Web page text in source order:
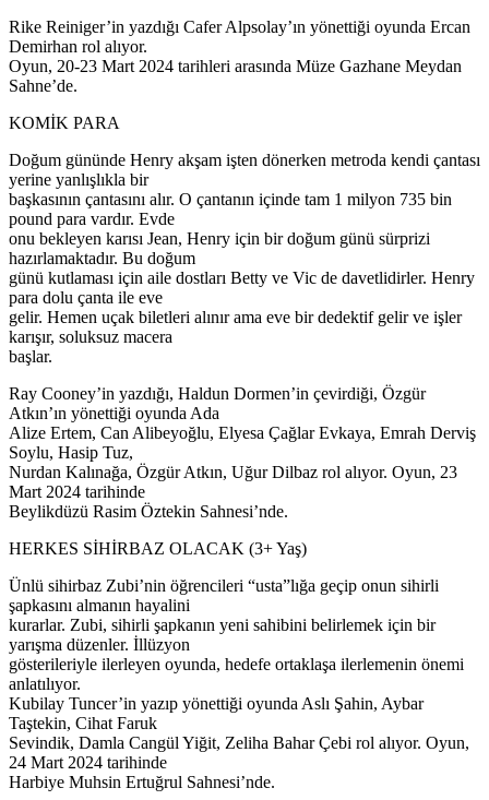
Rike Reiniger’in yazdığı Cafer Alpsolay’ın yönettiği oyunda Ercan
Demirhan rol alıyor.
Oyun, 20-23 Mart 2024 tarihleri arasında Müze Gazhane Meydan
Sahne’de.
KOMİK PARA
Doğum gününde Henry akşam işten dönerken metroda kendi çantası
yerine yanlışlıkla bir
başkasının çantasını alır. O çantanın içinde tam 1 milyon 735 bin
pound para vardır. Evde
onu bekleyen karısı Jean, Henry için bir doğum günü sürprizi
hazırlamaktadır. Bu doğum
günü kutlaması için aile dostları Betty ve Vic de davetlidirler. Henry
para dolu çanta ile eve
gelir. Hemen uçak biletleri alınır ama eve bir dedektif gelir ve işler
karışır, soluksuz macera
başlar.
Ray Cooney’in yazdığı, Haldun Dormen’in çevirdiği, Özgür
Atkın’ın yönettiği oyunda Ada
Alize Ertem, Can Alibeyoğlu, Elyesa Çağlar Evkaya, Emrah Derviş
Soylu, Hasip Tuz,
Nurdan Kalınağa, Özgür Atkın, Uğur Dilbaz rol alıyor. Oyun, 23
Mart 2024 tarihinde
Beylikdüzü Rasim Öztekin Sahnesi’nde.
HERKES SİHİRBAZ OLACAK (3+ Yaş)
Ünlü sihirbaz Zubi’nin öğrencileri “usta”lığa geçip onun sihirli
şapkasını almanın hayalini
kurarlar. Zubi, sihirli şapkanın yeni sahibini belirlemek için bir
yarışma düzenler. İllüzyon
gösterileriyle ilerleyen oyunda, hedefe ortaklaşa ilerlemenin önemi
anlatılıyor.
Kubilay Tuncer’in yazıp yönettiği oyunda Aslı Şahin, Aybar
Taştekin, Cihat Faruk
Sevindik, Damla Cangül Yiğit, Zeliha Bahar Çebi rol alıyor. Oyun,
24 Mart 2024 tarihinde
Harbiye Muhsin Ertuğrul Sahnesi’nde.